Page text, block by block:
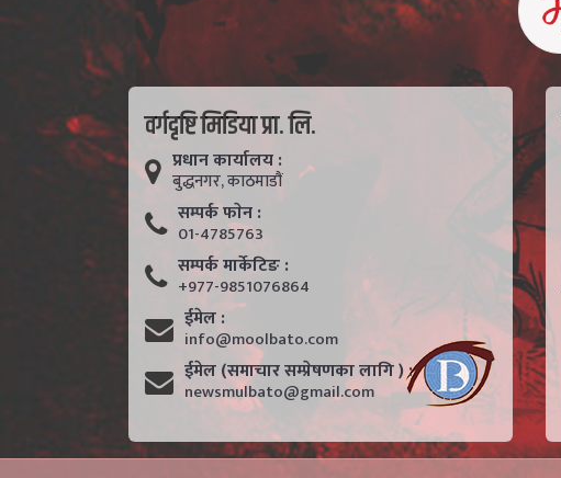
वर्गदृष्टि मिडिया प्रा. लि.
प्रधान कार्यालय :
बुद्धनगर, काठमाडाैं
सम्पर्क फाेन :
01-4785763
सम्पर्क मार्केटिङ :
+977-9851076864
ईमेल :
info@moolbato.com
ईमेल (समाचार सम्प्रेषणका लागि ) :
newsmulbato@gmail.com